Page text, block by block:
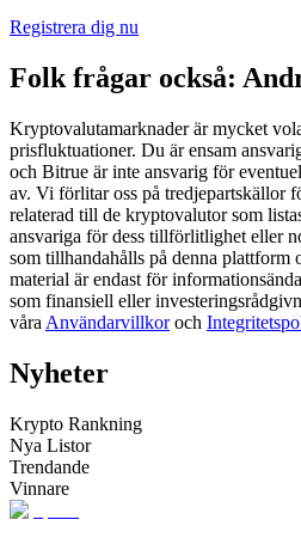
Kopiera Trading
Gå med de bästa handlarna
Bli en Copy Trader
Njut av vinstdelning och
Registrera dig nu
Folk frågar också:
Kryptovalutamarknader är mycket
prisfluktuationer. Du är ensam
och Bitrue är inte ansvarig för
av. Vi förlitar oss på tredjepartskällor
relaterad till de kryptovalutor som
ansvariga för dess tillförlitlighet eller
som tillhandahålls på denna plattform
material är endast för
som finansiell eller
våra Användarvillkoroch
Nyheter
Krypto Rankning
Nya Listor
Trendande
Vinnare